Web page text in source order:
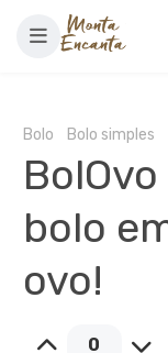
Bolo Bolo simples
bolo
ovo!
0